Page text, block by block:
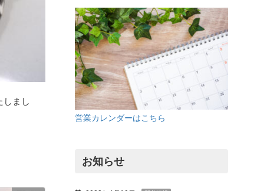
しまし
営業カレンダーはこちら
お知らせ